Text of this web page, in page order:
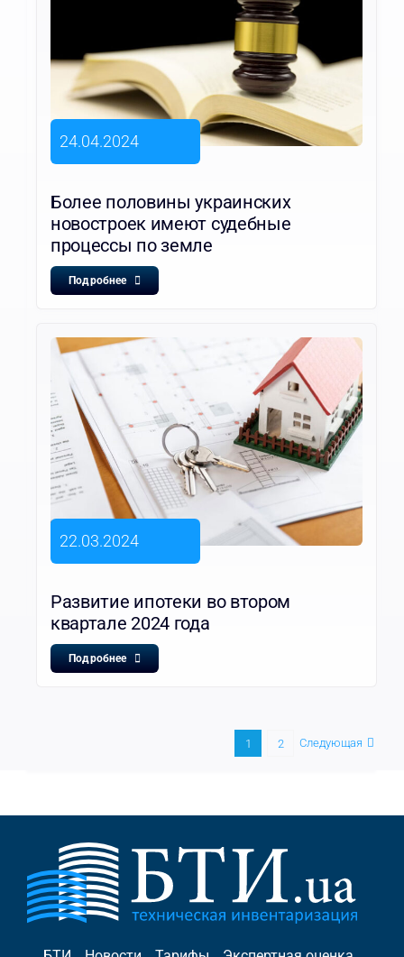
24.04.2024
Более половины украинских
новостроек имеют судебные
процессы по земле
Подробнее
22.03.2024
Развитие ипотеки во втором
квартале 2024 года
Подробнее
1 2 Следующая